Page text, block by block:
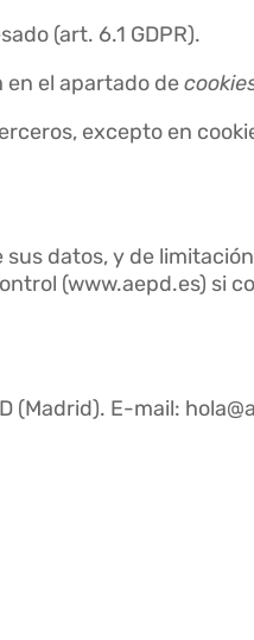
(art. 6.1 GDPR).
en el apartado de
excepto en
datos, y de
(www.aepd.es) si
(Madrid). E-mail: